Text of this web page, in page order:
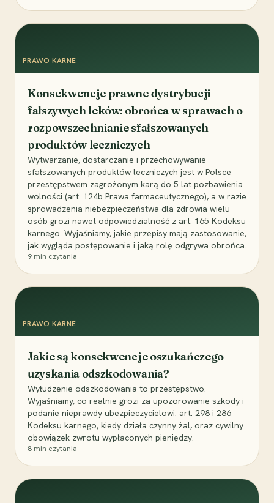
PRAWO KARNE
Konsekwencje prawne dystrybucji
fałszywych leków: obrońca w sprawach o
rozpowszechnianie sfałszowanych
produktów leczniczych
Wytwarzanie, dostarczanie i przechowywanie
sfałszowanych produktów leczniczych jest w Polsce
przestępstwem zagrożonym karą do 5 lat pozbawienia
wolności (art. 124b Prawa farmaceutycznego), a w razie
sprowadzenia niebezpieczeństwa dla zdrowia wielu
osób grozi nawet odpowiedzialność z art. 165 Kodeksu
karnego. Wyjaśniamy, jakie przepisy mają zastosowanie,
jak wygląda postępowanie i jaką rolę odgrywa obrońca.
9 min czytania
PRAWO KARNE
Jakie są konsekwencje oszukańczego
uzyskania odszkodowania?
Wyłudzenie odszkodowania to przestępstwo.
Wyjaśniamy, co realnie grozi za upozorowanie szkody i
podanie nieprawdy ubezpieczycielowi: art. 298 i 286
Kodeksu karnego, kiedy działa czynny żal, oraz cywilny
obowiązek zwrotu wypłaconych pieniędzy.
8 min czytania